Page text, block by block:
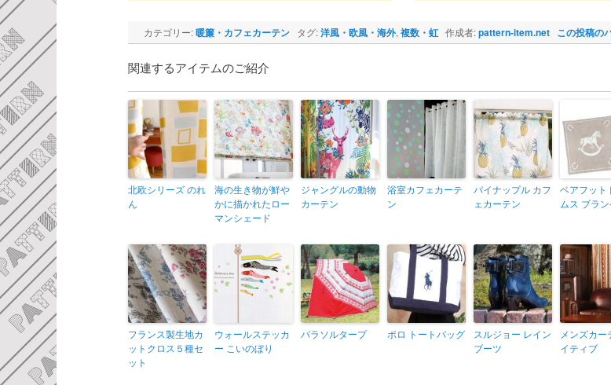
カテゴリー:暖簾・カフェカーテン タグ:洋風・欧風・海外,複数・虹 作成者:pattern-item.net この投稿の
関連するアイテムのご紹介
北欧シリーズ のれ
ん
海の生き物が鮮や
かに描かれたロー
マンシェード
ジャングルの動物
カーテン
浴室カフェカーテ
ン
パイナップル カフ
ェカーテン
ベアフット
ムス ブラ
フランス製生地カ
ットクロス５種セ
ット
ウォールステッカ
ー こいのぼり
パラソルタープ ポロ トートバッグ
スルジョー レイン
ブーツ
メンズカー
イティブ